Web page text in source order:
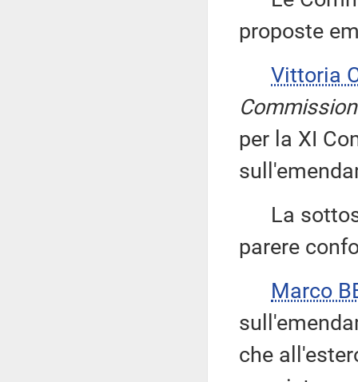
proposte
Vittoria
per la XI
La
parere
Marco
che